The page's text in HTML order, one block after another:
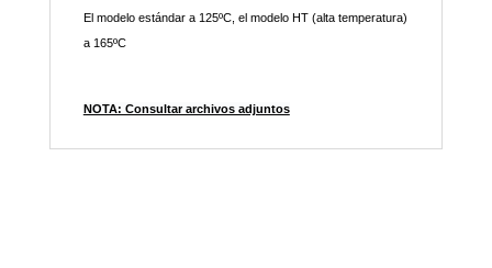
El modelo estándar a 125ºC, el modelo HT (alta temperatura)
a 165ºC
NOTA: Consultar archivos adjuntos